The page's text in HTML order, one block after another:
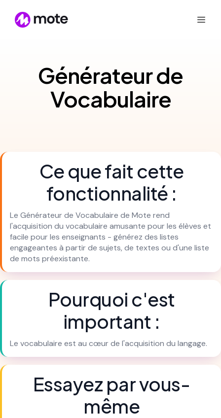
Générateur de
Vocabulaire
Ce que fait cette
fonctionnalité :
Le Générateur de Vocabulaire de Mote rend
l'acquisition du vocabulaire amusante pour les élèves et
facile pour les enseignants - générez des listes
engageantes à partir de sujets, de textes ou d'une liste
de mots préexistante.
Pourquoi c'est
important :
Le vocabulaire est au cœur de l'acquisition du langage.
Essayez par vous-
même